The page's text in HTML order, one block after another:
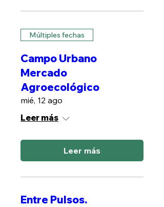
Múltiples fechas
Campo Urbano
Mercado
Agroecológico
mié, 12 ago
Leer más
Leer más
Entre Pulsos.